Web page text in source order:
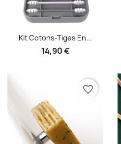
Aperçu rapide
Kit Cotons-Tiges En...
14,90 €
favorite_border